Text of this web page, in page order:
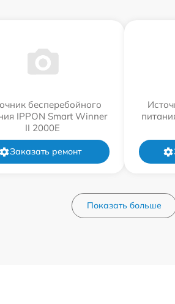
бесперебойного
IPPON Smart Winner
II 2000E
Заказать ремонт
Показать больше